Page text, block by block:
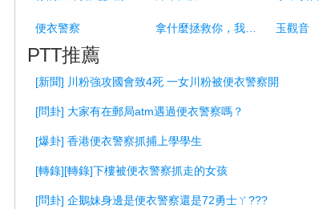
便衣警察 拿什麼拯救你，我的愛人 玉觀音
PTT推薦
[新聞] 川粉強攻國會致4死 一女川粉被便衣警察開
[問卦] 大家有在郵局atm遇過便衣警察嗎？
[爆卦] 香港便衣警察抓捕上學學生
[轉錄][轉錄]下樓被便衣警察抓走的女孩
[問卦] 企鵝妹身邊是便衣警察還是72勇士ㄚ???